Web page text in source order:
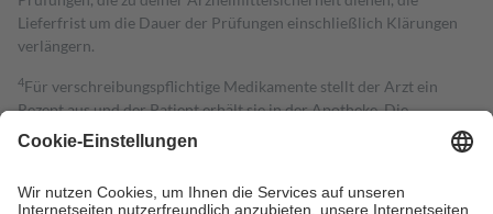
Lieferfrist um die Dauer der Prüfungen einschließlich Klärungen
verlängern.
4Für verschreibungspflichtige Medikamente stellt der Arzt ein
Rezept aus und der Patient erhält sie in der Apotheke. Die
gesetzliche Krankenversicherung übernimmt in der Regel die
Kosten dafür, der Versicherte trägt einen Teil davon als Zuzahlung
Grundsätzlich leisten Mitglieder Zuzahlungen in Höhe von zehn